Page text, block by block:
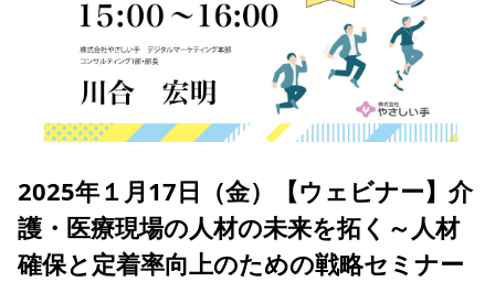
2025年１月17日（金）【ウェビナー】介
護・医療現場の人材の未来を拓く～人材
確保と定着率向上のための戦略セミナー